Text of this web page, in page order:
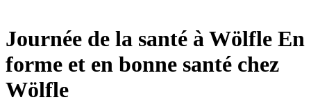
Journée de la santé à Wölfle En
forme et en bonne santé chez
Wölfle